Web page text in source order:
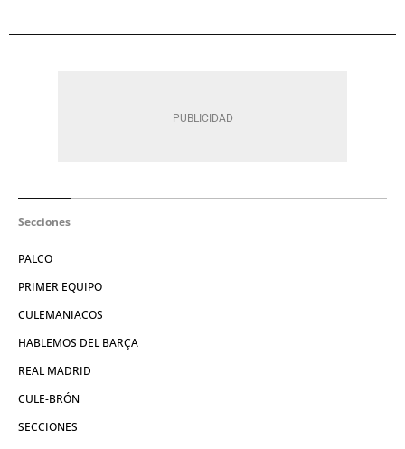
Secciones
PALCO
PRIMER EQUIPO
CULEMANIACOS
HABLEMOS DEL BARÇA
REAL MADRID
CULE-BRÓN
SECCIONES